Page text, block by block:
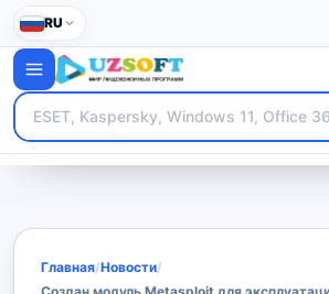
RU
Главная/Новости/